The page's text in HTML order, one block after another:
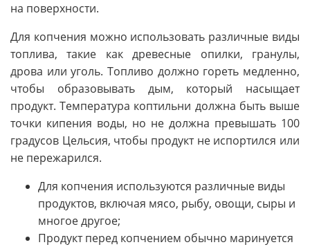
на поверхности.
Для копчения можно использовать различные виды
топлива, такие как древесные опилки, гранулы,
дрова или уголь. Топливо должно гореть медленно,
чтобы образовывать дым, который насыщает
продукт. Температура коптильни должна быть выше
точки кипения воды, но не должна превышать 100
градусов Цельсия, чтобы продукт не испортился или
не пережарился.
Для копчения используются различные виды
продуктов, включая мясо, рыбу, овощи, сыры и
многое другое;
Продукт перед копчением обычно маринуется